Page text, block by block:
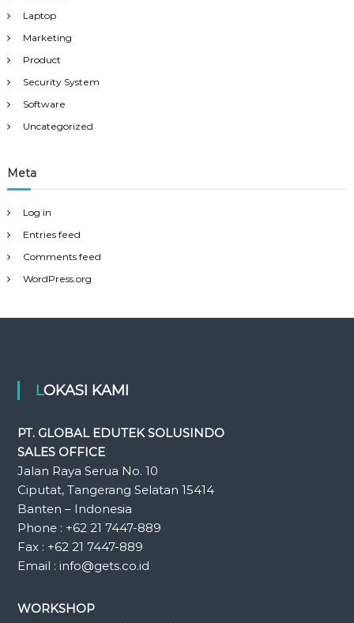
Laptop
Marketing
Product
Security System
Software
Uncategorized
Meta
Log in
Entries feed
Comments feed
WordPress.org
LOKASI KAMI
PT. GLOBAL EDUTEK SOLUSINDO
SALES OFFICE
Jalan Raya Serua No. 10
Ciputat, Tangerang Selatan 15414
Banten – Indonesia
Phone : +62 21 7447-889
Fax : +62 21 7447-889
Email : info@gets.co.id
WORKSHOP